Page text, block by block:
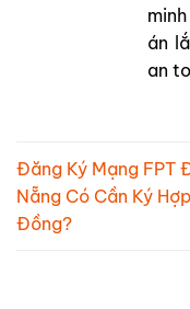
án
an
Đăng Ký Mạng FPT
Nẵng Có Cần Ký Hợp
Đồng?